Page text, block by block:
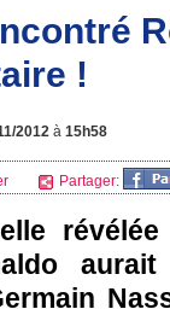
!
2012 à 15h58
Partager: